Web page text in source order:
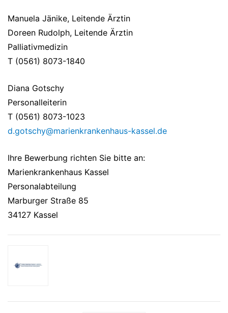
Manuela Jänike, Leitende Ärztin
Doreen Rudolph, Leitende Ärztin
Palliativmedizin
T (0561) 8073-1840
Diana Gotschy
Personalleiterin
T (0561) 8073-1023
d.gotschy@marienkrankenhaus-kassel.de
Ihre Bewerbung richten Sie bitte an:
Marienkrankenhaus Kassel
Personalabteilung
Marburger Straße 85
34127 Kassel